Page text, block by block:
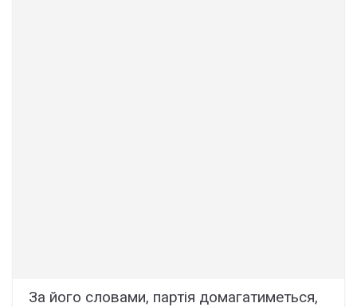
За його словами, партія домагатиметься,